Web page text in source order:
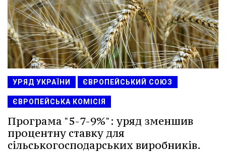
УРЯД УКРАЇНИ ЄВРОПЕЙСЬКИЙ СОЮЗ
ЄВРОПЕЙСЬКА КОМІСІЯ
Програма "5-7-9%": уряд зменшив
процентну ставку для
сільськогосподарських виробників.